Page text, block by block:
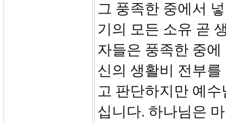
그 풍족한 중에서
기의 모든 소유 곧
자들은 풍족한 중
신의 생활비 전부
고 판단하지만 예
십니다. 하나님은